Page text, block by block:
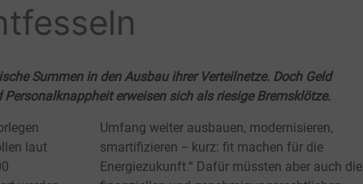
Summen in den Ausbau ihrer Verteilnetze. Doch Geld
erweisen sich als riesige Bremsklötze.
laut
Umfang weiter ausbauen, modernisieren,
smartifizieren − kurz: fit machen für die
Energiezukunft.“ Dafür müssten aber auch die